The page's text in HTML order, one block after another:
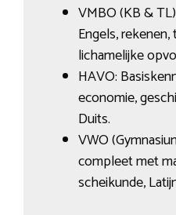
VMBO (KB &
Engels,
lichamelijke
HAVO:
economie,
Duits.
VWO
compleet met
scheikunde,